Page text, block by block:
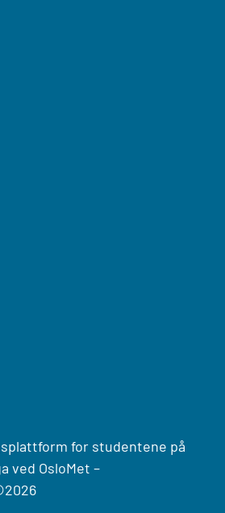
for studentene på
ved OsloMet –